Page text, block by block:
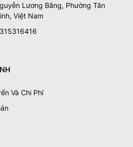
Lương Bằng, Phường Tân
Việt Nam
Và Chi Phí